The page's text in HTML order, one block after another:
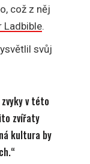
což z něj
Ladbible.
svůj
v této
zvířaty
kultura by